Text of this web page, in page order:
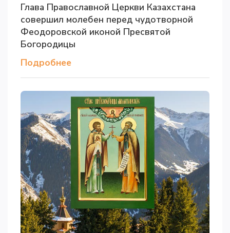
Глава Православной Церкви Казахстана
совершил молебен перед чудотворной
Феодоровской иконой Пресвятой
Богородицы
Подробнее